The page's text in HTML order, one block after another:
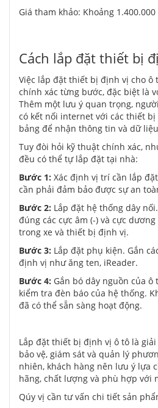
Giá tham khảo: Khoảng 1.400.000
Cách lắp đặt thiết bị
Việc lắp đặt thiết bị định vị cho ô
chính xác từng bước, đặc biệt là
Thêm một lưu ý quan trọng,
có kết nối internet với các thiết
bảng để nhận thông tin và dữ
Tuy đòi hỏi kỹ thuật chính xác,
đều có thể tự lắp đặt tại nhà:
Bước 1: Xác định vị trí cần lắp
cần phải đảm bảo được sự an
Bước 2: Lắp đặt hệ thống dây
đúng các cực âm (-) và cực
trong xe và thiết bị định vị.
Bước 3: Lắp đặt phụ kiện. Gắn
định vị như ăng ten, iReader.
Bước 4: Gắn bó dây nguồn của
kiểm tra đèn báo của hệ thống.
đã có thể sẵn sàng hoạt động.
Lắp đặt thiết bị định vị ô tô là
bảo vệ, giám sát và quản lý
nhiên, khách hàng nên lưu ý lựa
hãng, chất lượng và phù hợp với
Qúy vị cần tư vấn chi tiết sản